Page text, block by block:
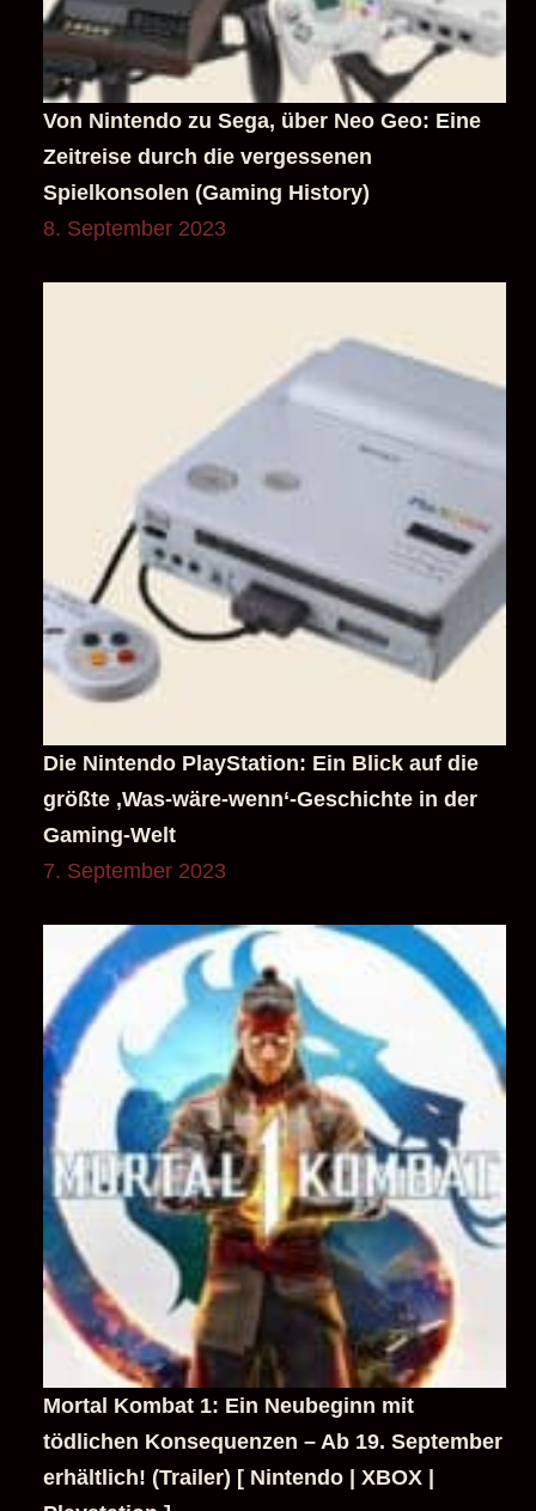
Zeitreise durch die vergessenen
Spielkonsolen (Gaming History)
8. September 2023
Die Nintendo PlayStation: Ein Blick auf die
größte ‚Was-wäre-wenn‘-Geschichte in der
Gaming-Welt
Mortal Kombat 1: Ein Neubeginn mit
tödlichen Konsequenzen – Ab 19. September
erhältlich! (Trailer) [ Nintendo | XBOX |
Playstation ]
30. August 2023